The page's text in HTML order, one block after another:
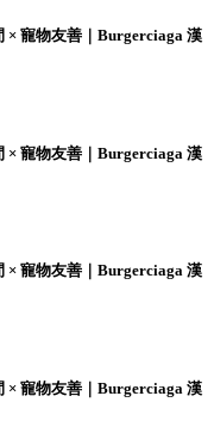
× 寵物友善｜Burgerciaga 漢
× 寵物友善｜Burgerciaga 漢
× 寵物友善｜Burgerciaga 漢
× 寵物友善｜Burgerciaga 漢